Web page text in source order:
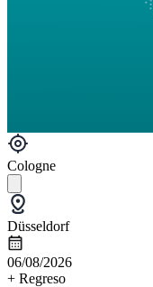
Cologne
Düsseldorf
06/08/2026
+ Regreso